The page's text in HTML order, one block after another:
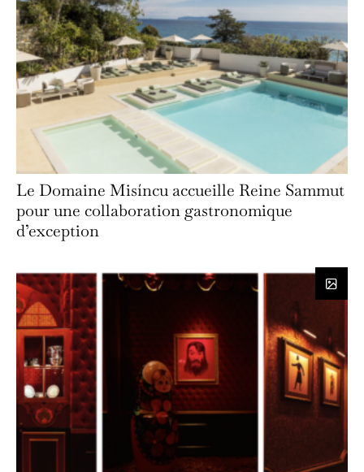
Le Domaine Misíncu accueille Reine Sammut
pour une collaboration gastronomique
d’exception